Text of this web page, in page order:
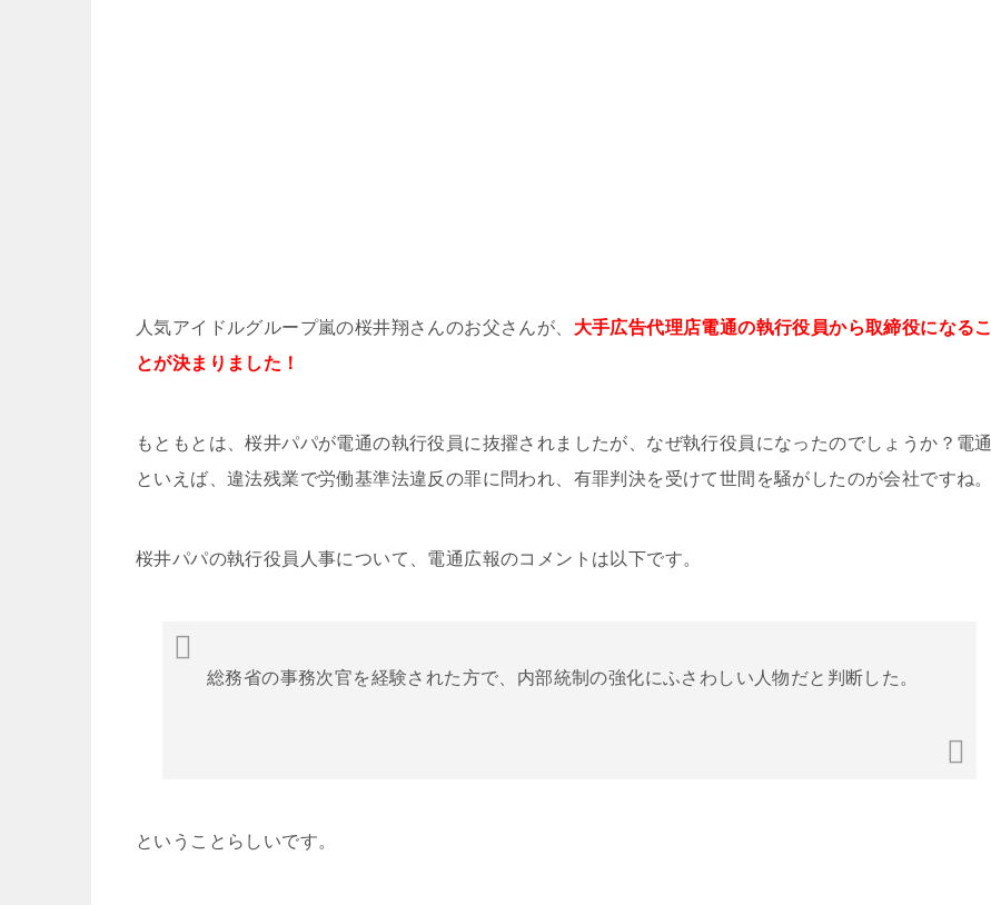
人気アイドルグループ嵐の桜井翔さんのお父さんが、 大手広告代理店電通の執行役員から取締役になるこ
とが決まりました！
もともとは、桜井パパが電通の執行役員に抜擢されましたが、なぜ執行役員になったのでしょうか？電通
といえば、違法残業で労働基準法違反の罪に問われ、有罪判決を受けて世間を騒がしたのが会社ですね。
桜井パパの執行役員人事について、電通広報のコメントは以下です。
総務省の事務次官を経験された方で、内部統制の強化にふさわしい人物だと判断した。
ということらしいです。